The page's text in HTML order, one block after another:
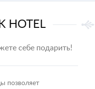
HOTEL
себе подарить!
позволяет